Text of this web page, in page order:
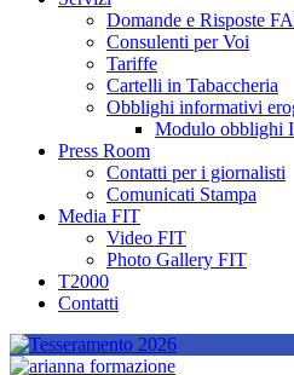
Domande e Risposte
Consulenti per Voi
Tariffe
Cartelli in Tabaccheria
Obblighi informativi
Modulo obblighi
Press Room
Contatti per i giornalisti
Comunicati Stampa
Media FIT
Video FIT
Photo Gallery FIT
T2000
Contatti